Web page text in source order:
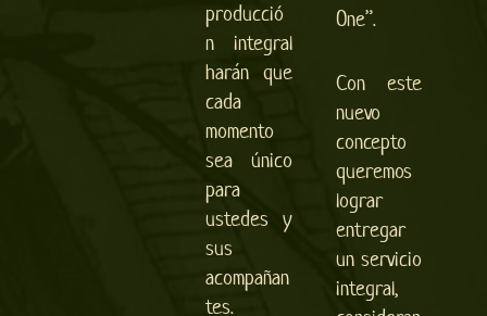
producció
n integral
harán que
cada
momento
sea único
para
ustedes y
sus
acompañan
tes.
One”.
Con este
nuevo
concepto
queremos
lograr
entregar
un servicio
integral,